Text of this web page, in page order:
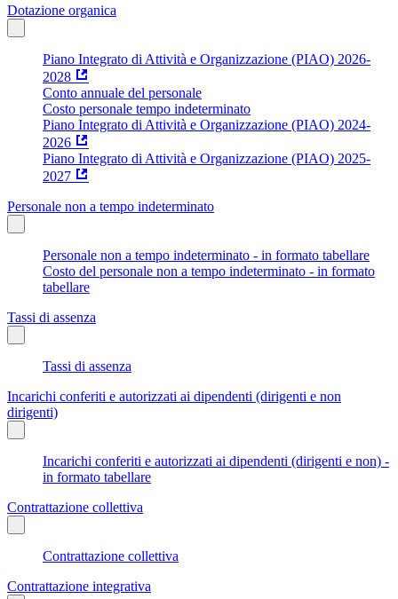
Dotazione organica
Piano Integrato di Attività e Organizzazione (PIAO) 2026-
2028
Conto annuale del personale
Costo personale tempo indeterminato
Piano Integrato di Attività e Organizzazione (PIAO) 2024-
2026
Piano Integrato di Attività e Organizzazione (PIAO) 2025-
2027
Personale non a tempo indeterminato
Personale non a tempo indeterminato - in formato tabellare
Costo del personale non a tempo indeterminato - in formato
tabellare
Tassi di assenza
Tassi di assenza
Incarichi conferiti e autorizzati ai dipendenti (dirigenti e non
dirigenti)
Incarichi conferiti e autorizzati ai dipendenti (dirigenti e non) -
in formato tabellare
Contrattazione collettiva
Contrattazione collettiva
Contrattazione integrativa